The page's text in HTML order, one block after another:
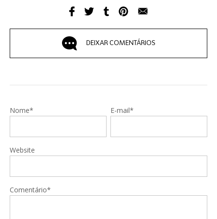
DEIXAR COMENTÁRIOS
Nome* E-mail*
Website
Comentário*